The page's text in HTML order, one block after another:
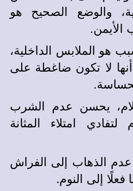
والوضع الصحيح هو
الأيمن.
هو الملابس الداخلية،
لا تكون ضاغطة على
يحسن عدم الشرب
لتفادي امتلاء المثانة
الذهاب إلى الفراش
فعلًا إلى النوم.